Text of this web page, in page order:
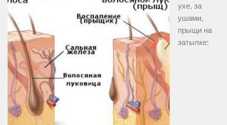
ухе, за
ушами,
прыщи на
затылке: